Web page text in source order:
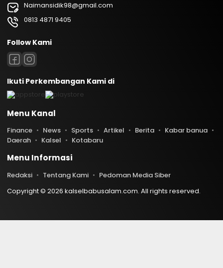
Naimansidik98@gmail.com
0813 4871 9405
Follow Kami
Ikuti Perkembangan Kami di
Menu Kanal
Finance News Sports Artikel Berita
Kabar banua
Daerah
Kalsel Kotabaru
Menu Informasi
Redaksi Tentang Kami
Pedoman Media Siber
Copyright © 2026 kalselbabusalam.com. All rights reserved.